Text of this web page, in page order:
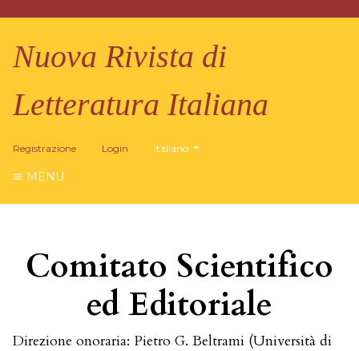
Nuova Rivista di
Letteratura Italiana
Registrazione Login Italiano
MENU
Comitato Scientifico
ed Editoriale
Direzione onoraria: Pietro G. Beltrami (Università di